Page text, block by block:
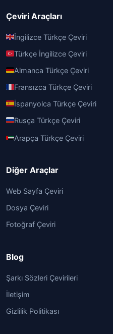
Çeviri Araçları
İngilizce Türkçe Çeviri
Türkçe İngilizce Çeviri
Almanca Türkçe Çeviri
Fransızca Türkçe Çeviri
İspanyolca Türkçe Çeviri
Rusça Türkçe Çeviri
Arapça Türkçe Çeviri
Diğer Araçlar
Web Sayfa Çeviri
Dosya Çeviri
Fotoğraf Çeviri
Blog
Şarkı Sözleri Çevirileri
İletişim
Gizlilik Politikası